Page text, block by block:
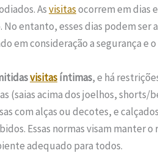
Asvisitasocorrem em dias
entanto, esses dias podem ser
em consideração a segurança e
visitasíntimas, e há
(saias acima dos joelhos, shorts/
com alças ou decotes, e
Essas normas visam manter
adequado para todos.